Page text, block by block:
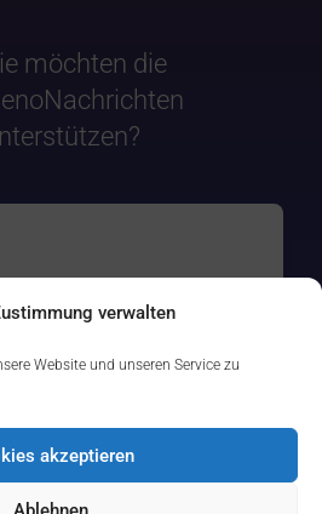
verwalten
Website und unseren Service zu
akzeptieren
möchten die